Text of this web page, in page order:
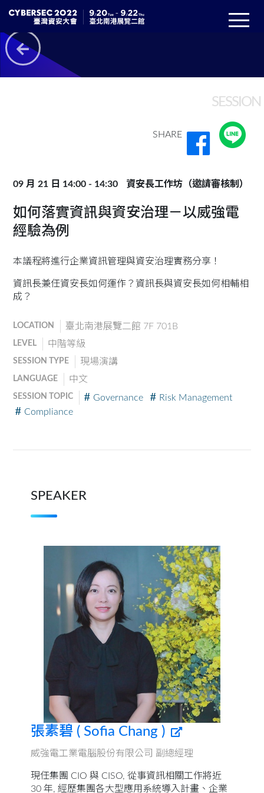
SESSION
SHARE
09 月 21 日 14:00 - 14:30 資安長工作坊（邀請審核制）
如何落實資訊與資安治理－以威強電
經驗為例
本議程將進行企業資訊管理與資安治理實務分享！
資訊長兼任資安長如何運作？資訊長與資安長如何相輔相
成？
LOCATION 臺北南港展覽二館 7F 701B
LEVEL 中階等級
SESSION TYPE 現場演講
LANGUAGE 中文
SESSION TOPIC Governance
Risk Management
Compliance
SPEAKER
張素碧 ( Sofia Chang )
威強電工業電腦股份有限公司 副總經理
現任集團 CIO 與 CISO, 從事資訊相關工作將近
30 年, 經歷集團各大型應用系統導入計畫、企業